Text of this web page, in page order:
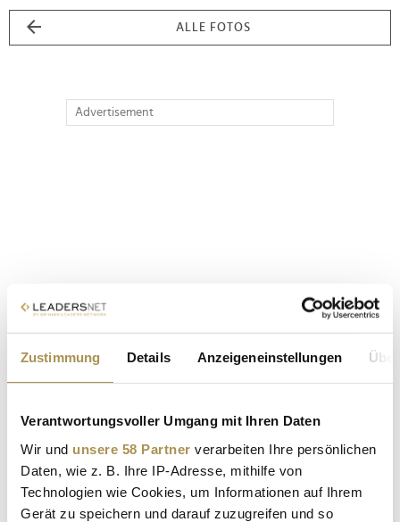
Zustimmung Details Anzeigeneinstellungen
Verantwortungsvoller Umgang mit Ihren Daten
Wir und unsere 58 Partner verarbeiten Ihre persönlichen
Daten, wie z. B. Ihre IP-Adresse, mithilfe von
Technologien wie Cookies, um Informationen auf Ihrem
Gerät zu speichern und darauf zuzugreifen und so
ALLE FOTOS
Advertisement